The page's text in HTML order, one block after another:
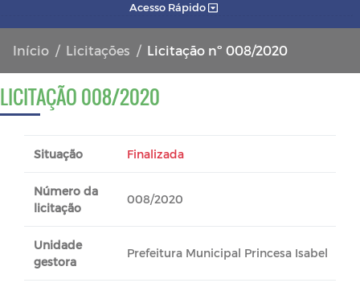
Acesso Rápido
Início Licitações Licitação nº 008/2020
LICITAÇÃO 008/2020
Situação Finalizada
Número da
licitação
008/2020
Unidade
gestora
Prefeitura Municipal Princesa Isabel